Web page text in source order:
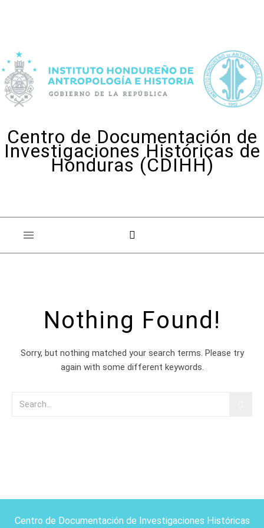
Centro de Documentación de
Investigaciones Históricas de
Honduras (CDIHH)
Nothing Found!
Sorry, but nothing matched your search terms. Please try
again with some different keywords.
Centro de Documentación de Investigaciones Históricas